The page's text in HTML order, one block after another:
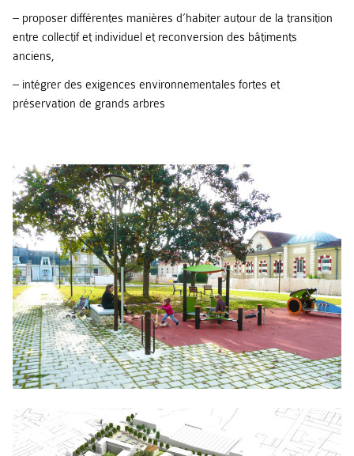
– proposer différentes manières d’habiter autour de la transition
entre collectif et individuel et reconversion des bâtiments
anciens,
– intégrer des exigences environnementales fortes et
préservation de grands arbres